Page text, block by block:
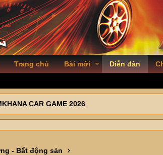
Trang chủ Bài mới Diễn đàn
CAR GAME 2026
- Bất động sản